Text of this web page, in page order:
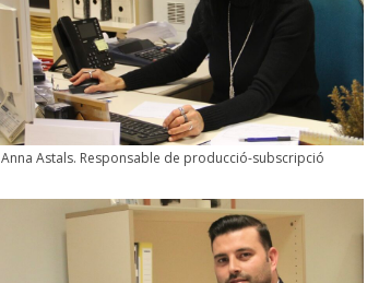
Anna Astals. Responsable de producció-subscripció